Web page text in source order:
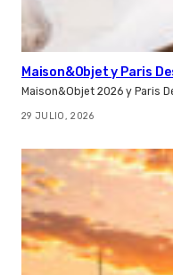
Maison&Objet y Paris
Maison&Objet 2026 y Paris
29 JULIO, 2026